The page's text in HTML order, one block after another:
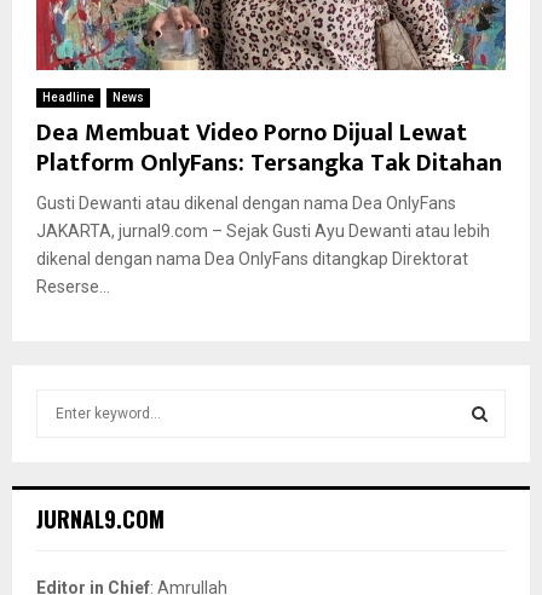
Headline News
Dea Membuat Video Porno Dijual Lewat
Platform OnlyFans: Tersangka Tak Ditahan
Gusti Dewanti atau dikenal dengan nama Dea OnlyFans
JAKARTA, jurnal9.com – Sejak Gusti Ayu Dewanti atau lebih
dikenal dengan nama Dea OnlyFans ditangkap Direktorat
Reserse...
h
o
JURNAL9.COM
Editor in Chief: Amrullah